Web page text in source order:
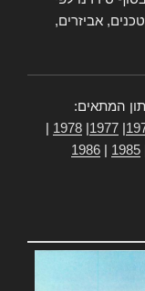
אביזרים,
המתאים:
1977
1978
1985
1986